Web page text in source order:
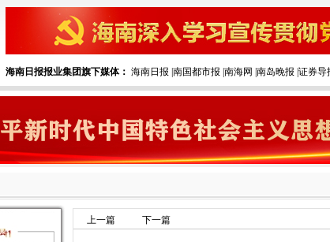
海南日报报业集团旗下媒体： 海南日报 南国都市报 南海网 南岛晚报 证券导
上一篇 下一篇